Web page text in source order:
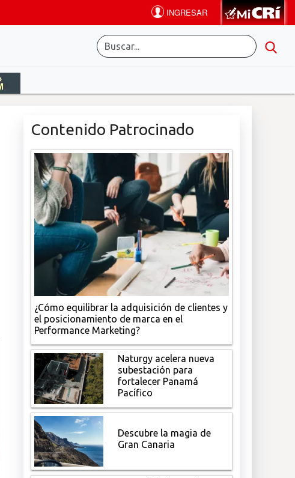
Contenido Patrocinado
¿Cómo equilibrar la adquisición de clientes y
el posicionamiento de marca en el
Performance Marketing?
Naturgy acelera nueva
subestación para
fortalecer Panamá
Pacífico
Descubre la magia de
Gran Canaria